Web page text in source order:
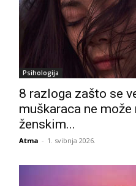
Psihologija
8 razloga zašto se
muškaraca ne
ženskim...
Atma - 1. svibnja 2026.